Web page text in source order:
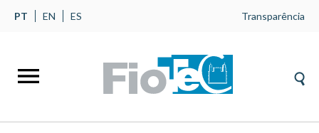
PT EN ES Transparência